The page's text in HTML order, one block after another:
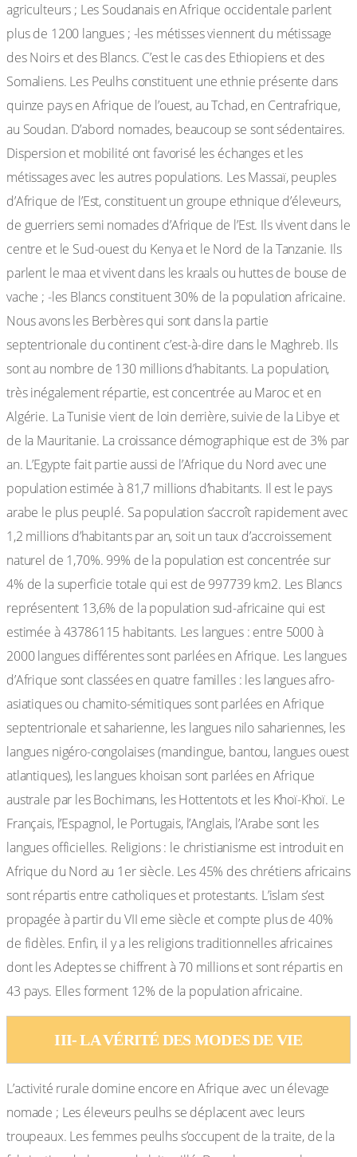
agriculteurs ; Les Soudanais en Afrique occidentale parlent
plus de 1200 langues ; -les métisses viennent du métissage
des Noirs et des Blancs. C’est le cas des Ethiopiens et des
Somaliens. Les Peulhs constituent une ethnie présente dans
quinze pays en Afrique de l’ouest, au Tchad, en Centrafrique,
au Soudan. D’abord nomades, beaucoup se sont sédentaires.
Dispersion et mobilité ont favorisé les échanges et les
métissages avec les autres populations. Les Massaï, peuples
d’Afrique de l’Est, constituent un groupe ethnique d’éleveurs,
de guerriers semi nomades d’Afrique de l’Est. Ils vivent dans le
centre et le Sud-ouest du Kenya et le Nord de la Tanzanie. Ils
parlent le maa et vivent dans les kraals ou huttes de bouse de
vache ; -les Blancs constituent 30% de la population africaine.
Nous avons les Berbères qui sont dans la partie
septentrionale du continent c’est-à-dire dans le Maghreb. Ils
sont au nombre de 130 millions d’habitants. La population,
très inégalement répartie, est concentrée au Maroc et en
Algérie. La Tunisie vient de loin derrière, suivie de la Libye et
de la Mauritanie. La croissance démographique est de 3% par
an. L’Egypte fait partie aussi de l’Afrique du Nord avec une
population estimée à 81,7 millions d’habitants. Il est le pays
arabe le plus peuplé. Sa population s’accroît rapidement avec
1,2 millions d’habitants par an, soit un taux d’accroissement
naturel de 1,70%. 99% de la population est concentrée sur
4% de la superficie totale qui est de 997739 km2. Les Blancs
représentent 13,6% de la population sud-africaine qui est
estimée à 43786115 habitants. Les langues : entre 5000 à
2000 langues différentes sont parlées en Afrique. Les langues
d’Afrique sont classées en quatre familles : les langues afro-
asiatiques ou chamito-sémitiques sont parlées en Afrique
septentrionale et saharienne, les langues nilo sahariennes, les
langues nigéro-congolaises (mandingue, bantou, langues ouest
atlantiques), les langues khoisan sont parlées en Afrique
australe par les Bochimans, les Hottentots et les Khoï-Khoï. Le
Français, l’Espagnol, le Portugais, l’Anglais, l’Arabe sont les
langues officielles. Religions : le christianisme est introduit en
Afrique du Nord au 1er siècle. Les 45% des chrétiens africains
sont répartis entre catholiques et protestants. L’islam s’est
propagée à partir du VII eme siècle et compte plus de 40%
de fidèles. Enfin, il y a les religions traditionnelles africaines
dont les Adeptes se chiffrent à 70 millions et sont répartis en
43 pays. Elles forment 12% de la population africaine.
III- LA VÉRITÉ DES MODES DE VIE
L’activité rurale domine encore en Afrique avec un élevage
nomade ; Les éleveurs peulhs se déplacent avec leurs
troupeaux. Les femmes peulhs s’occupent de la traite, de la